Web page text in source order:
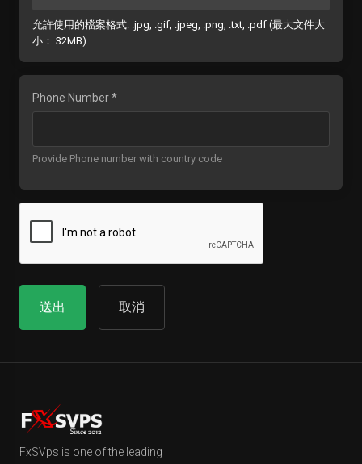
允許使用的檔案格式: .jpg, .gif, .jpeg, .png, .txt, .pdf (最大文件大
小： 32MB)
Phone Number *
Provide Phone number with country code
取消
FxSVps is one of the leading